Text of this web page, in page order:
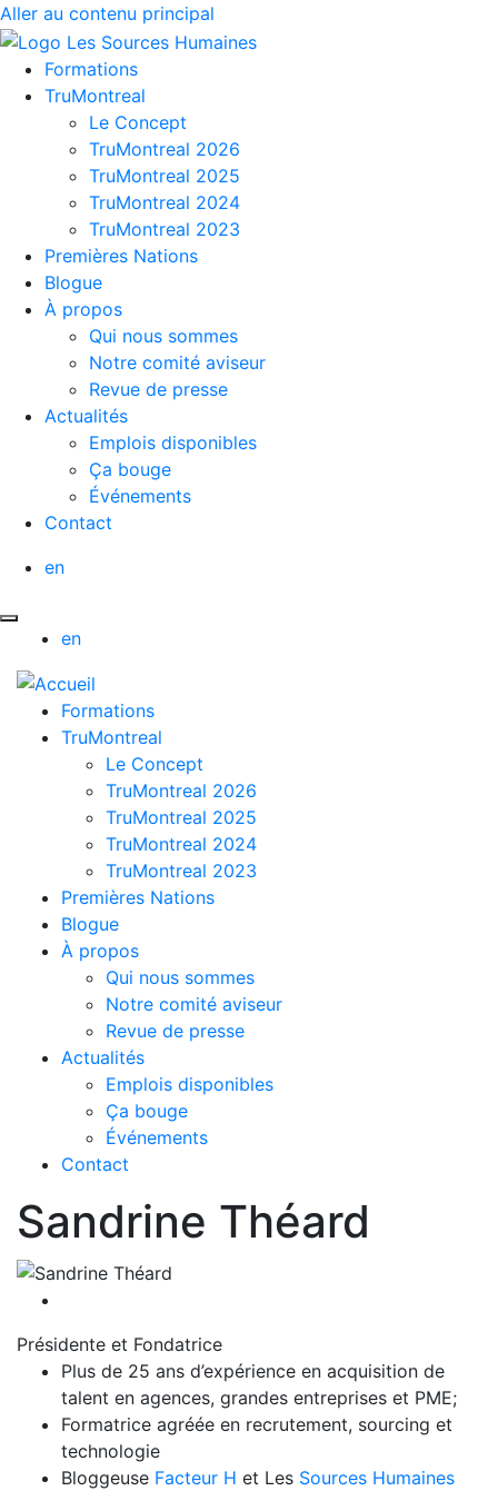
Aller au contenu principal
Formations
TruMontreal
Le Concept
TruMontreal 2026
TruMontreal 2025
TruMontreal 2024
TruMontreal 2023
Premières Nations
Blogue
À propos
Qui nous sommes
Notre comité aviseur
Revue de presse
Actualités
Emplois disponibles
Ça bouge
Événements
Contact
en
en
Formations
TruMontreal
Le Concept
TruMontreal 2026
TruMontreal 2025
TruMontreal 2024
TruMontreal 2023
Premières Nations
Blogue
À propos
Qui nous sommes
Notre comité aviseur
Revue de presse
Actualités
Emplois disponibles
Ça bouge
Événements
Contact
Sandrine Théard
Présidente et Fondatrice
Plus de 25 ans d’expérience en acquisition de
talent en agences, grandes entreprises et PME;
Formatrice agréée en recrutement, sourcing et
technologie
Bloggeuse Facteur H et Les Sources Humaines